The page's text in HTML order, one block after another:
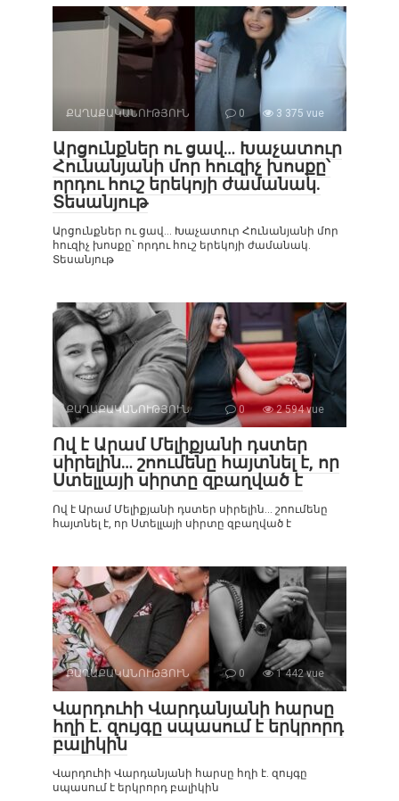
ՔԱՂԱՔԱԿԱՆՈՒԹՅՈՒՆ 0 3 375 vue
Արցունքներ ու ցավ… Խաչատուր
Հունանյանի մոր հուզիչ խոսքը՝
որդու հուշ երեկոյի ժամանակ.
Տեսանյութ
Արցունքներ ու ցավ… Խաչատուր Հունանյանի մոր
հուզիչ խոսքը՝ որդու հուշ երեկոյի ժամանակ.
Տեսանյութ
ՔԱՂԱՔԱԿԱՆՈՒԹՅՈՒՆ 0 2 594 vue
Ով է Արամ Մելիքյանի դստեր
սիրելին… շոումենը հայտնել է, որ
Ստելլայի սիրտը զբաղված է
Ով է Արամ Մելիքյանի դստեր սիրելին… շոումենը
հայտնել է, որ Ստելլայի սիրտը զբաղված է
ՔԱՂԱՔԱԿԱՆՈՒԹՅՈՒՆ 0 1 442 vue
Վարդուհի Վարդանյանի հարսը
հղի է. զույգը սպասում է երկրորդ
բալիկին
Վարդուհի Վարդանյանի հարսը հղի է. զույգը
սպասում է երկրորդ բալիկին